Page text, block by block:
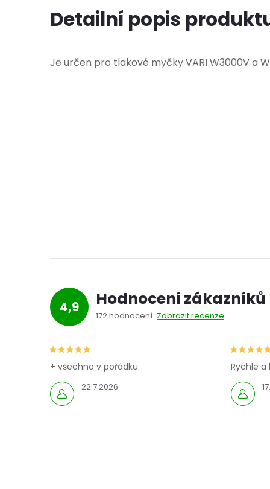
Detailní popis
Je určen pro tlakové myčky VARI W3000V a
4,9 Hodnocení zákazníků
172 hodnocení Zobrazit recenze
22.7.2026
+ všechno v pořádku Rychle